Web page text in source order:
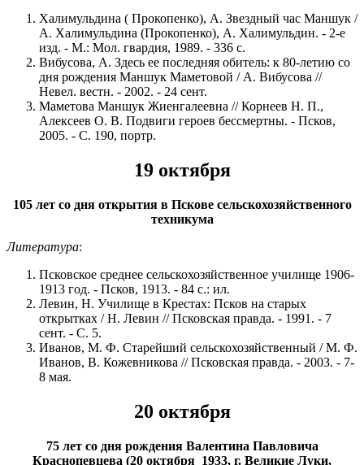
Халимульдина ( Прокопенко), А. Звездный час Маншук /
А. Халимульдина (Прокопенко), А. Халимульдин. - 2-е
изд. - М.: Мол. гвардия, 1989. - 336 с.
Вибусова, А. Здесь ее последняя обитель: к 80-летию со
дня рождения Маншук Маметовой / А. Вибусова //
Невел. вестн. - 2002. - 24 сент.
Маметова Маншук Жиенгалеевна // Корнеев Н. П.,
Алексеев О. В. Подвиги героев бессмертны. - Псков,
2005. - С. 190, портр.
19 октября
105 лет со дня открытия в Пскове сельскохозяйственного
техникума
Литература:
Псковское среднее сельскохозяйственное училище 1906-
1913 год. - Псков, 1913. - 84 с.: ил.
Левин, Н. Училище в Крестах: Псков на старых
открытках / Н. Левин // Псковская правда. - 1991. - 7
сент. - С. 5.
Иванов, М. Ф. Старейший сельскохозяйственный / М. Ф.
Иванов, В. Кожевникова // Псковская правда. - 2003. - 7-
8 мая.
20 октября
75 лет со дня рождения Валентина Павловича
Краснопевцева (20 октября 1933, г. Великие Луки,